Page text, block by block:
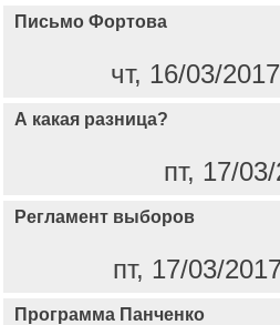
Письмо Фортова
чт, 16/03/
А какая разница?
пт, 17/
Регламент выборов
пт, 17/03/
Программа Панченко